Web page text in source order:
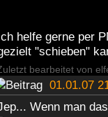
helfe gerne per
"schieben"
bearbeitet von
01.01.07
Wenn man